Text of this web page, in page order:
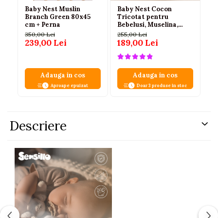
Baby Nest Muslin
Branch Green 80x45
cm + Perna
350,00 Lei
239,00 Lei
Adauga in cos
Aproape epuizat
Baby Nest Cocon
Tricotat pentru
Bebelusi, Muselina,
Protectie Impletita,
Saltea si Pernuta
Incluse, 72 x 52 cm,
Galben, 0-1 Ani
255,00 Lei
189,00 Lei
Adauga in cos
Doar 3 produse in stoc
Descriere